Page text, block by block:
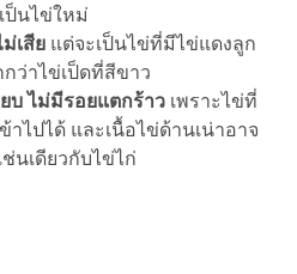
ป็นไข่ใหม่
เสีย แต่จะเป็นไข่ที่มีไข่แดงลูก
ว่าไข่เป็ดที่สีขาว
บ ไม่มีรอยแตกร้าว เพราะไข่ที่
าไปได้ และเนื้อไข่ด้านเน่าอาจ
ช่นเดียวกับไข่ไก่